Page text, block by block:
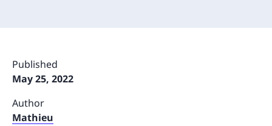
Published
May 25, 2022
Author
Mathieu